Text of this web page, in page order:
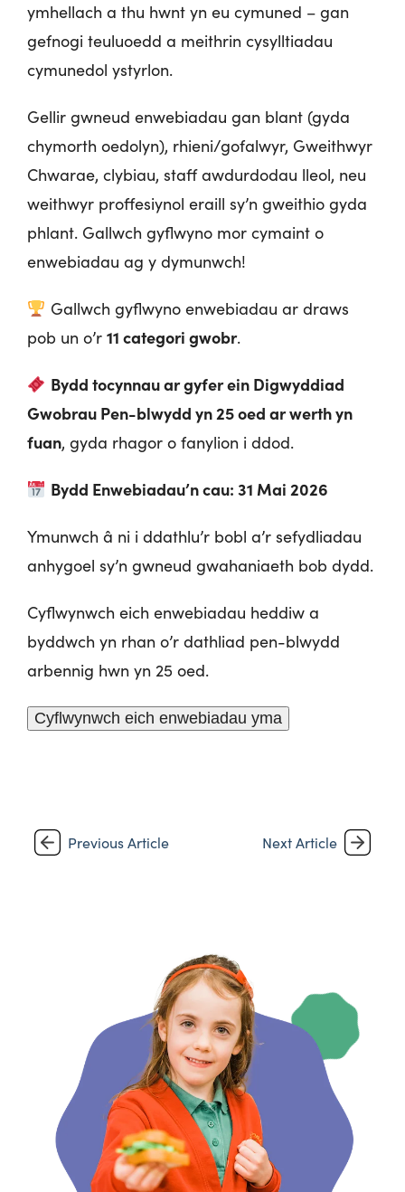
ymhellach a thu hwnt yn eu cymuned – gan
gefnogi teuluoedd a meithrin cysylltiadau
cymunedol ystyrlon.
Gellir gwneud enwebiadau gan blant (gyda
chymorth oedolyn), rhieni/gofalwyr, Gweithwyr
Chwarae, clybiau, staff awdurdodau lleol, neu
weithwyr proffesiynol eraill sy’n gweithio gyda
phlant. Gallwch gyflwyno mor cymaint o
enwebiadau ag y dymunwch!
Gallwch gyflwyno enwebiadau ar draws
pob un o’r 11 categori gwobr.
Bydd tocynnau ar gyfer ein Digwyddiad
Gwobrau Pen-blwydd yn 25 oed ar werth yn
fuan, gyda rhagor o fanylion i ddod.
Bydd Enwebiadau’n cau: 31 Mai 2026
Ymunwch â ni i ddathlu’r bobl a’r sefydliadau
anhygoel sy’n gwneud gwahaniaeth bob dydd.
Cyflwynwch eich enwebiadau heddiw a
byddwch yn rhan o’r dathliad pen-blwydd
arbennig hwn yn 25 oed.
Cyflwynwch eich enwebiadau yma
Previous Article Next Article